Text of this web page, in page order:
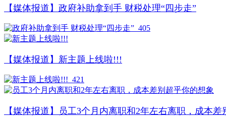
【媒体报道】政府补助拿到手 财税处理“四步走”
405
【媒体报道】新主题上线啦!!!
421
【媒体报道】员工3个月内离职和2年左右离职，成本